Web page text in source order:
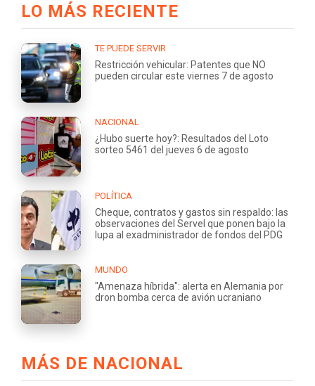
LO MÁS RECIENTE
TE PUEDE SERVIR
Restricción vehicular: Patentes que NO
pueden circular este viernes 7 de agosto
NACIONAL
¿Hubo suerte hoy?: Resultados del Loto
sorteo 5461 del jueves 6 de agosto
POLÍTICA
Cheque, contratos y gastos sin respaldo: las
observaciones del Servel que ponen bajo la
lupa al exadministrador de fondos del PDG
MUNDO
"Amenaza híbrida": alerta en Alemania por
dron bomba cerca de avión ucraniano
MÁS DE NACIONAL